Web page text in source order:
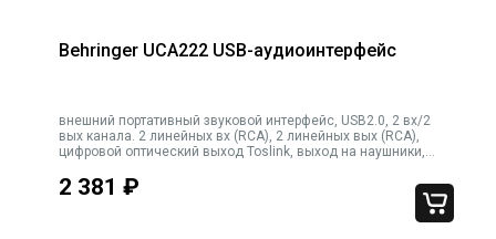
Behringer UCA222 USB-аудиоинтерфейс
внешний портативный звуковой интерфейс, USB2.0, 2 вх/2
вых канала. 2 линейных вх (RCA), 2 линейных вых (RCA),
цифровой оптический выход Toslink, выход на наушники,
2 381 ₽